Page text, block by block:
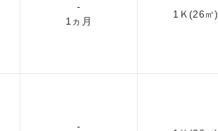
-
1ヵ月
1Ｋ(26㎡)
-